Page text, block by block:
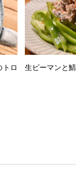
トロ
生ピーマンと